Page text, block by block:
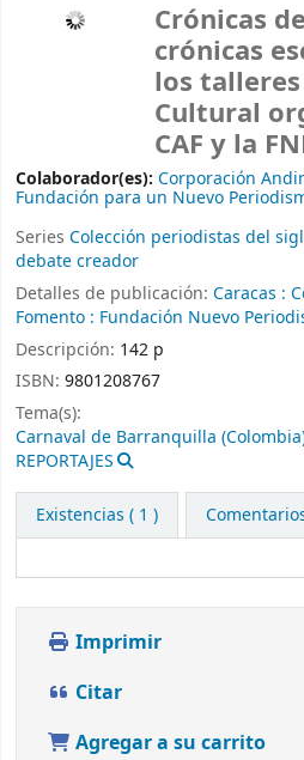
Crónicas
crónicas
los
Cultural
CAF y la
Colaborador(es): Corporación
Fundación para un Nuevo
Series Colección periodistas del
debate creador
Detalles de publicación: Caracas :
Fomento : Fundación Nuevo
Descripción: 142 p
ISBN: 9801208767
Tema(s):
Carnaval de Barranquilla
REPORTAJES
Existencias ( 1 )
Imprimir
Citar
Agregar a su carrito